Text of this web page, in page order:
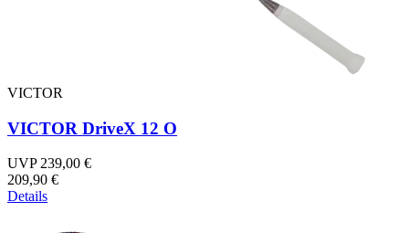
VICTOR
VICTOR DriveX 12 O
UVP 239,00 €
209,90 €
Details